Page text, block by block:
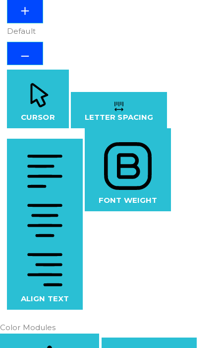
Default
CURSOR LETTER SPACING
ALIGN TEXT
FONT WEIGHT
Color Modules